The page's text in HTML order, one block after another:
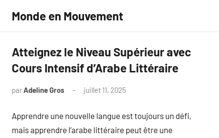
contenu
Monde en Mouvement
Atteignez le Niveau Supérieur avec
Cours Intensif d’Arabe Littéraire
parAdeline Gros juillet 11, 2025
Apprendre une nouvelle langue est toujours un défi,
mais apprendre l’arabe littéraire peut être une